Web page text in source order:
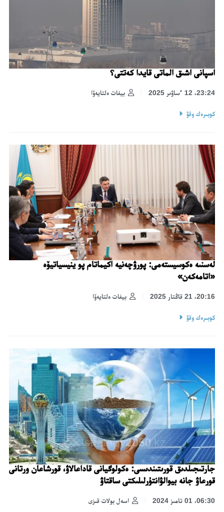
اسپانى اشىق الماتى قايدا كەتتى؟
بيفات ەلتايەۆا 23:24، 12 ءساۋىر 2025
كوبىرەك وقۋ
لەسنىە ەكوسيستەمى: پورۋچەنيە اكيماتام پو ينيسياتيۆە
«اتامەكەن»
بيفات ەلتايەۆا 20:16، 21 قاڭتار 2025
كوبىرەك وقۋ
جارتىجىلدىق قورىتىندىسى: ەكولوگيانى قاداعالاۋ، قورشاعان ورتانى
قورعاۋ جانە بيوالۋانتۇرلىلىكتى ساقتاۋ
اسەل بولات قىزى 06:30، 01 تامىز 2024